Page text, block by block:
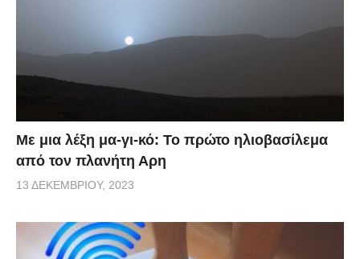
Με μια λέξη μα-γι-κό: Το πρώτο ηλιοβασίλεμα
από τον πλανήτη Αρη
13 ΔΕΚΕΜΒΡΊΟΥ, 2023